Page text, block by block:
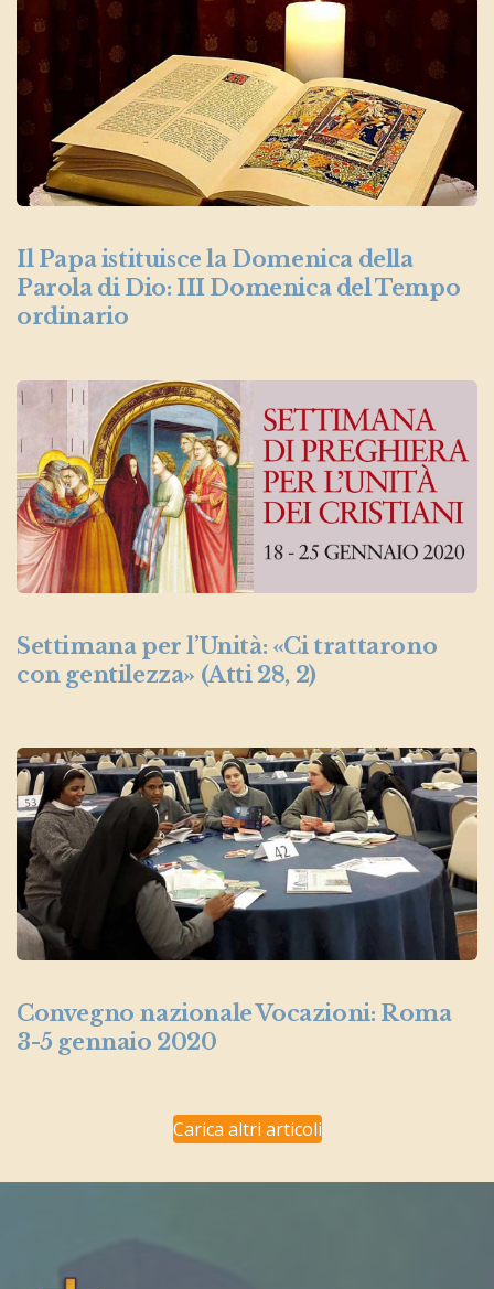
Il Papa istituisce la Domenica della
Parola di Dio: III Domenica del Tempo
ordinario
Settimana per l’Unità: «Ci trattarono
con gentilezza» (Atti 28, 2)
Convegno nazionale Vocazioni: Roma
3-5 gennaio 2020
Carica altri articoli